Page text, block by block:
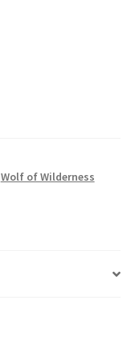
krmivo
Wolf of Wilderness